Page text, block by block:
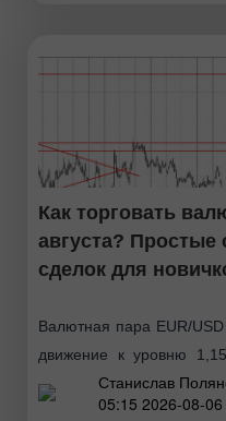
Как торговать
августа? Простые
сделок для
Валютная пара EUR/
движение к уровню
1,1461-1,1474 и
образом, европейская
Станислав
05:15 2026-08-06